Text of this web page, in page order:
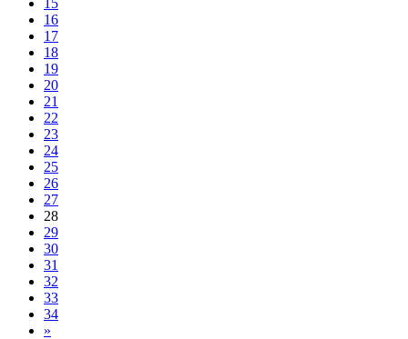
16
17
18
19
20
21
22
23
24
25
26
27
28
29
30
31
32
33
34
»